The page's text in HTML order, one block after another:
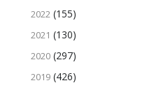
2022 (155)
2021 (130)
2020 (297)
2019 (426)